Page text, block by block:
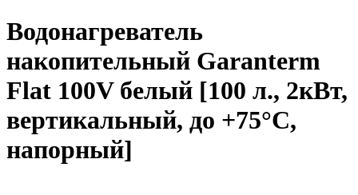
Водонагреватель
накопительный Garanterm
Flat 100V белый [100 л., 2кВт,
вертикальный, до +75°С,
напорный]